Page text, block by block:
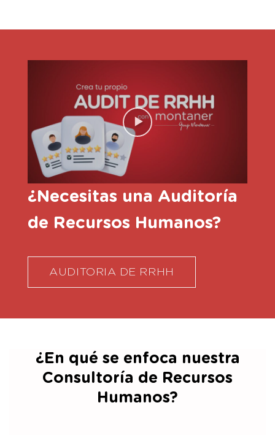
¿Necesitas una Auditoría
de Recursos Humanos?
AUDITORIA DE RRHH
¿En qué se enfoca nuestra
Consultoría de Recursos
Humanos?